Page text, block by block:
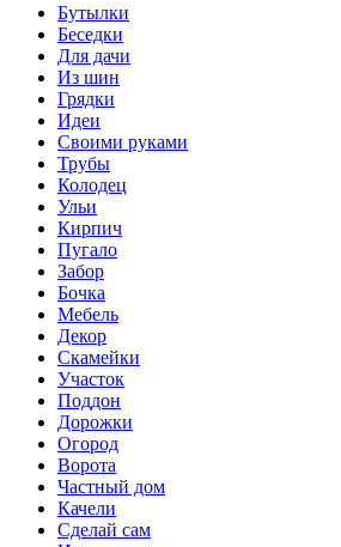
Бутылки
Беседки
Для дачи
Из шин
Грядки
Идеи
Своими руками
Трубы
Колодец
Ульи
Кирпич
Пугало
Забор
Бочка
Мебель
Декор
Скамейки
Участок
Поддон
Дорожки
Огород
Ворота
Частный дом
Качели
Сделай сам